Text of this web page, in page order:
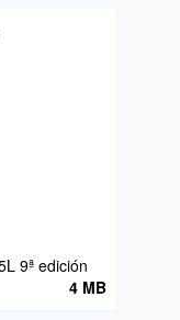
9ª edición
4 MB